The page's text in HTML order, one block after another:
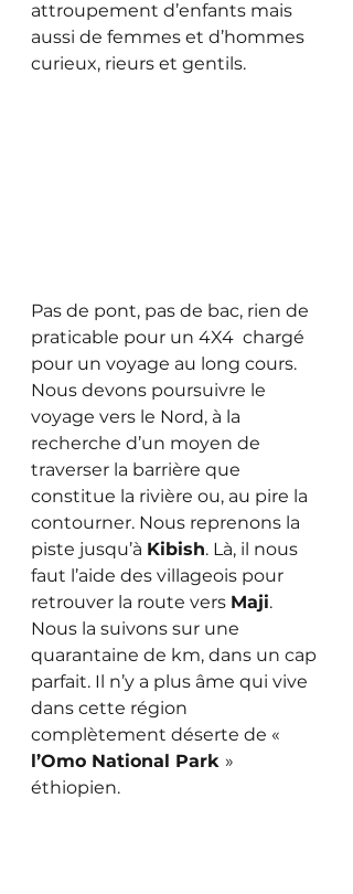
attroupement d’enfants mais
aussi de femmes et d’hommes
curieux, rieurs et gentils.
Pas de pont, pas de bac, rien de
praticable pour un 4X4  chargé
pour un voyage au long cours.
Nous devons poursuivre le
voyage vers le Nord, à la
recherche d’un moyen de
traverser la barrière que
constitue la rivière ou, au pire la
contourner. Nous reprenons la
piste jusqu’à Kibish. Là, il nous
faut l’aide des villageois pour
retrouver la route vers Maji.
Nous la suivons sur une
quarantaine de km, dans un cap
parfait. Il n’y a plus âme qui vive
dans cette région
complètement déserte de «
l’Omo National Park »
éthiopien.